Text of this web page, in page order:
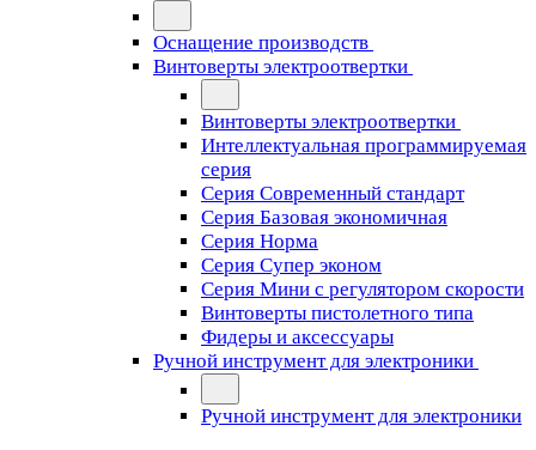
Оснащение производств
Винтоверты электроотвертки
Винтоверты электроотвертки
Интеллектуальная программируемая
серия
Серия Современный стандарт
Серия Базовая экономичная
Серия Норма
Серия Cупер эконом
Серия Мини с регулятором скорости
Винтоверты пистолетного типа
Фидеры и аксессуары
Ручной инструмент для электроники
Ручной инструмент для электроники